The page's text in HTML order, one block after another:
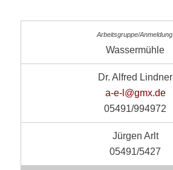
Wassermühle
Dr. Alfred Lindner
a-e-l@gmx.de
05491/994972
Jürgen Arlt
05491/5427